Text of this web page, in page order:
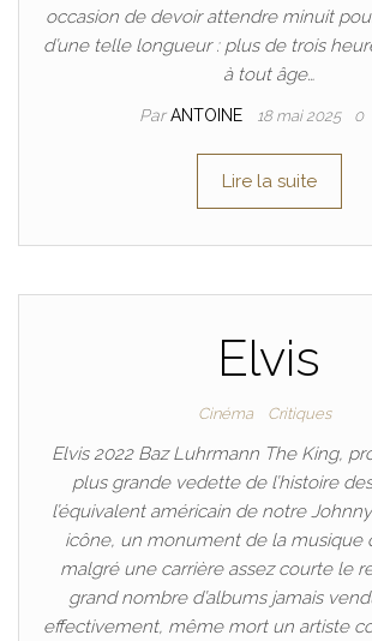
occasion de devoir attendre minuit
d’une telle longueur : plus de trois
à tout âge…
ParANTOINE 18 mai 2025 0
Lire la suite
Elvis
Cinéma Critiques
Elvis 2022 Baz Luhrmann The King,
plus grande vedette de l’histoire
l’équivalent américain de notre
icône, un monument de la musique
malgré une carrière assez courte le
grand nombre d’albums jamais
effectivement, même mort un artiste